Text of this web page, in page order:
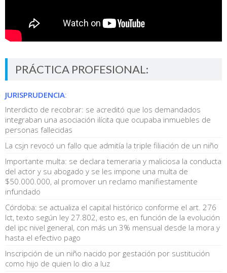
PRÁCTICA PROFESIONAL:
JURISPRUDENCIA:
Interdicto de recobrar: se acreditó que los demandados
integraban una asociación ilícita que ocupaba inmuebles de
personas fallecidas
La csjn revocó un fallo que admitía la triple filiación de un niño
Importante multa: se declara temeraria y maliciosa la conducta
del actor y su abogado y se les impone una multa de
$50.000.000, al promover un reclamo manifiestamente
infundado
Córdoba: se actualiza el capital histórico conforme el art. 276
lct, texto según ley 27.802, esto es, en función de la evolución
del ipc nivel general, con más un 3% mensual desde la mora y
hasta el efectivo pago
Inscripción de un niño nacido por gestación por sustitución
como hijo de quien lo dio a luz